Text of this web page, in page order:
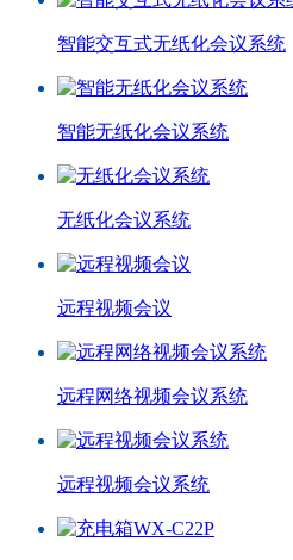
智能交互式无纸化会议系统
智能无纸化会议系统
无纸化会议系统
远程视频会议
远程网络视频会议系统
远程视频会议系统